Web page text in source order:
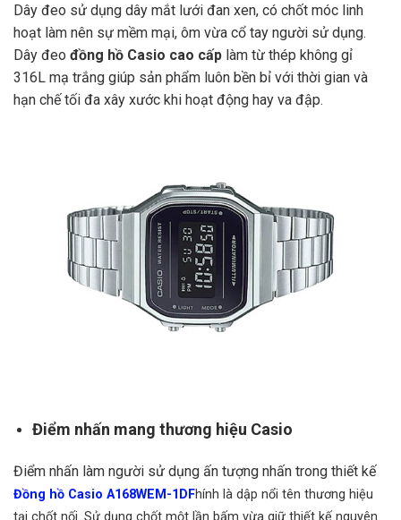
Dây đeo sử dụng dây mắt lưới đan xen, có chốt móc linh
hoạt làm nên sự mềm mại, ôm vừa cổ tay người sử dụng.
Dây đeo đồng hồ Casio cao cấp làm từ thép không gỉ
316L mạ trắng giúp sản phẩm luôn bền bỉ với thời gian và
hạn chế tối đa xây xước khi hoạt động hay va đập.
Điểm nhấn mang thương hiệu Casio
Điểm nhấn làm người sử dụng ấn tượng nhấn trong thiết kế
Đồng hồ Casio A168WEM-1DFhính là dập nổi tên thương hiệu